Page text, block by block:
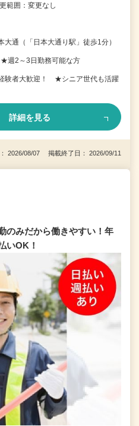
範囲：変更なし
大通（「日本大通り駅」徒歩1分）
週2～3日勤務可能な方
験者大歓迎！ ★シニア世代も活躍
詳細を見る
2026/08/07 掲載終了日： 2026/09/11
のみだから働きやすい！年
いOK！